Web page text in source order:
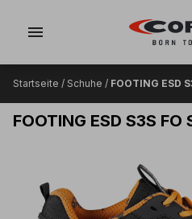
menu
Startseite / Schuhe / FOOTING ESD
FOOTING ESD S3S FO